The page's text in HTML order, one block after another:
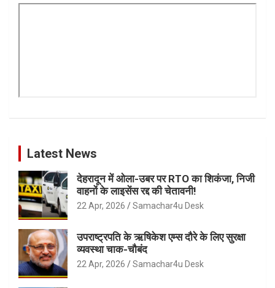
Latest News
देहरादून में ओला-उबर पर RTO का शिकंजा, निजी
वाहनों के लाइसेंस रद्द की चेतावनी!
22 Apr, 2026 Samachar4u Desk
उपराष्ट्रपति के ऋषिकेश एम्स दौरे के लिए सुरक्षा
व्यवस्था चाक-चौबंद
22 Apr, 2026 Samachar4u Desk